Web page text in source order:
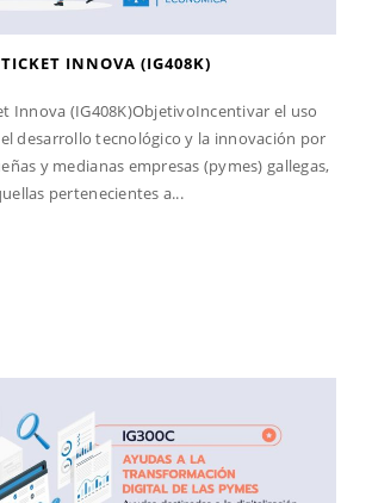
INNOVA (IG408K)
Innova (IG408K)ObjetivoIncentivar el uso
desarrollo tecnológico y la innovación por
y medianas empresas (pymes) gallegas,
pertenecientes a...